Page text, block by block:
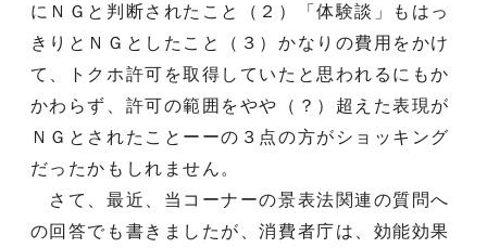
にＮＧと判断されたこと（２）「体験談」もはっ
きりとＮＧとしたこと（３）かなりの費用をかけ
て、トクホ許可を取得していたと思われるにもか
かわらず、許可の範囲をやや（？）超えた表現が
ＮＧとされたことーーの３点の方がショッキング
だったかもしれません。
さて、最近、当コーナーの景表法関連の質問へ
の回答でも書きましたが、消費者庁は、効能効果